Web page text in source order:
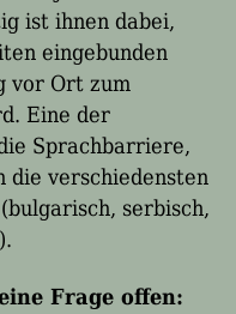
ist ihnen dabei,
eingebunden
vor Ort zum
Eine der
Sprachbarriere,
die verschiedensten
serbisch,
Frage offen: